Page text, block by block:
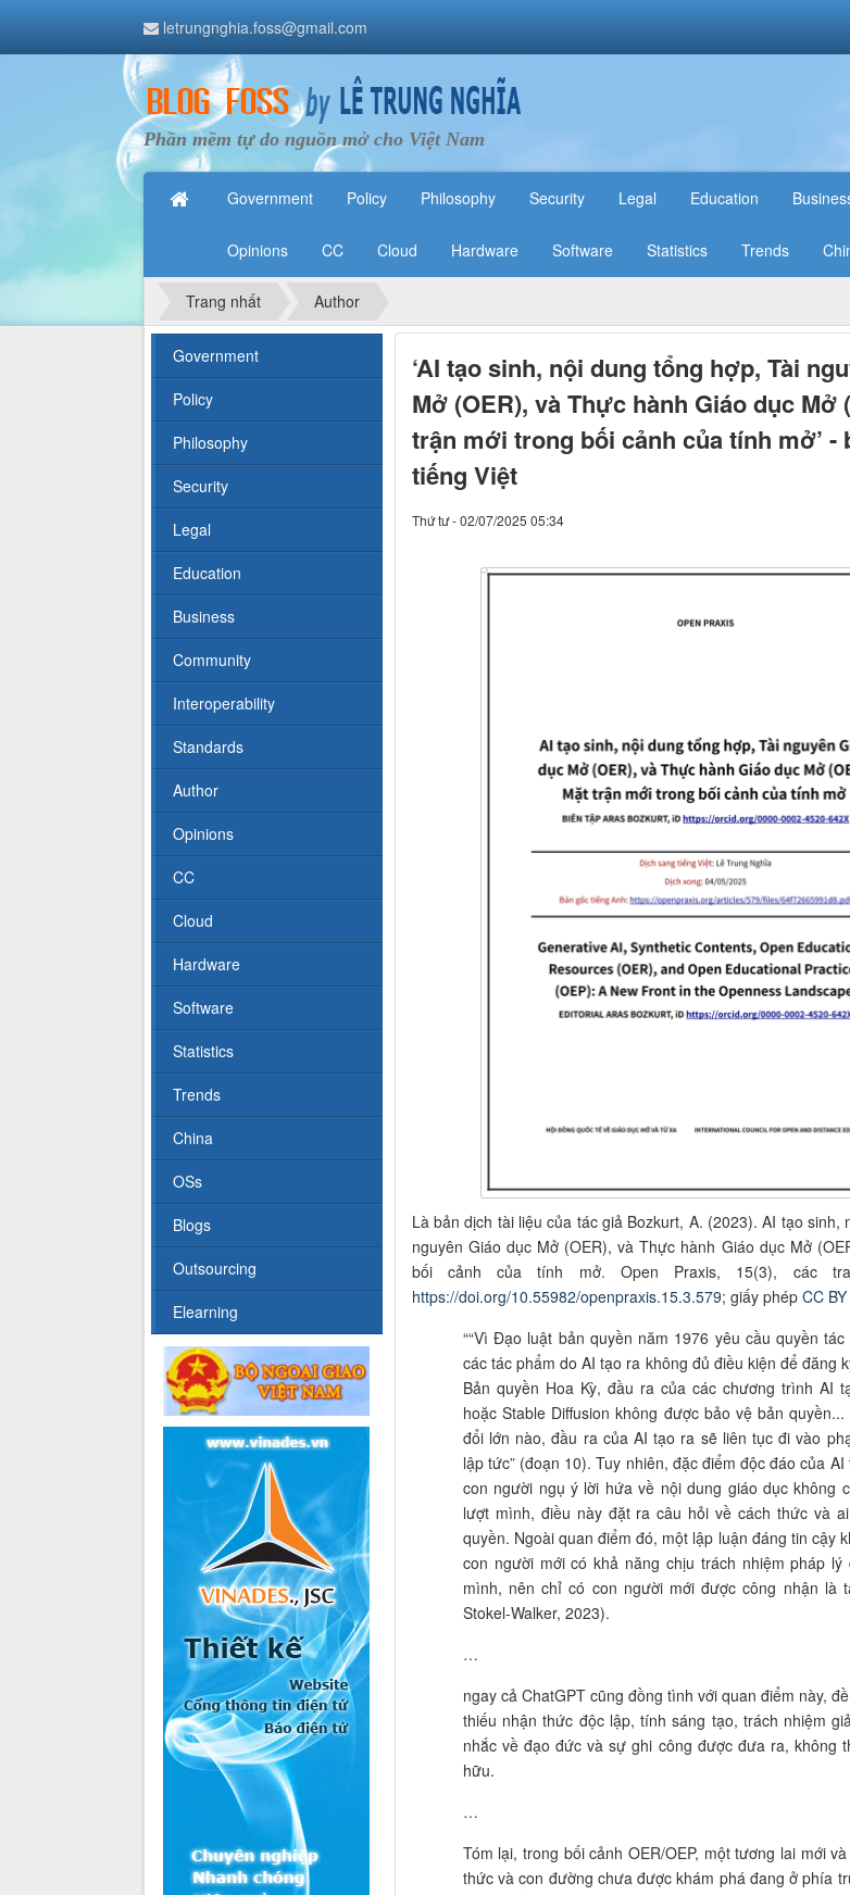
letrungnghia.foss@gmail.com
Phần mềm tự do nguồn mở cho Việt Nam
Government Policy Philosophy Security Legal Education
Opinions CC Cloud Hardware Software Statistics Trends
Trang nhất Author
‘AI tạo sinh, nội dung tổng hợp, Tài
Mở (OER), và Thực hành Giáo dục Mở
trận mới trong bối cảnh của tính mở’ -
tiếng Việt
Thứ tư - 02/07/2025 05:34
Là bản dịch tài liệu của tác giả Bozkurt, A. (2023). AI tạo sinh,
nguyên Giáo dục Mở (OER), và Thực hành Giáo dục Mở
bối cảnh của tính mở. Open Praxis, 15(3), các
https://doi.org/10.55982/openpraxis.15.3.579; giấy phép CC
““Vì Đạo luật bản quyền năm 1976 yêu cầu quyền
các tác phẩm do AI tạo ra không đủ điều kiện để đăng
Bản quyền Hoa Kỳ, đầu ra của các chương trình AI
hoặc Stable Diffusion không được bảo vệ bản
đổi lớn nào, đầu ra của AI tạo ra sẽ liên tục đi vào
lập tức” (đoạn 10). Tuy nhiên, đặc điểm độc đáo của
con người ngụ ý lời hứa về nội dung giáo dục không
lượt mình, điều này đặt ra câu hỏi về cách thức và
quyền. Ngoài quan điểm đó, một lập luận đáng tin cậy
con người mới có khả năng chịu trách nhiệm pháp lý
mình, nên chỉ có con người mới được công nhận là
Stokel-Walker, 2023).
…
ngay cả ChatGPT cũng đồng tình với quan điểm này,
thiếu nhận thức độc lập, tính sáng tạo, trách nhiệm
nhắc về đạo đức và sự ghi công được đưa ra, không
hữu.
…
Tóm lại, trong bối cảnh OER/OEP, một tương lai mới
thức và con đường chưa được khám phá đang ở phía
Government
Policy
Philosophy
Security
Legal
Education
Business
Community
Interoperability
Standards
Author
Opinions
CC
Cloud
Hardware
Software
Statistics
Trends
China
OSs
Blogs
Outsourcing
Elearning